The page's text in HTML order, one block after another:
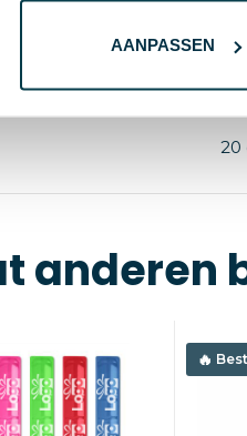
AANPASSEN
S/T
20
anderen